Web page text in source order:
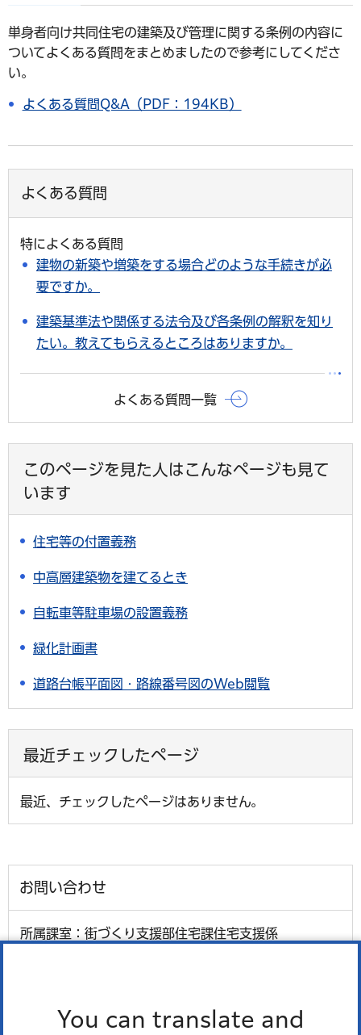
You can translate and
単身者向け共同住宅の建築及び管理に関する条例の内容に
ついてよくある質問をまとめましたので参考にしてくださ
い。
よくある質問Q&A（PDF：194KB）
よくある質問
特によくある質問
建物の新築や増築をする場合どのような手続きが必
要ですか。
建築基準法や関係する法令及び各条例の解釈を知り
たい。教えてもらえるところはありますか。
よくある質問一覧
このページを見た人はこんなページも見て
います
住宅等の付置義務
中高層建築物を建てるとき
自転車等駐車場の設置義務
緑化計画書
道路台帳平面図・路線番号図のWeb閲覧
最近チェックしたページ
最近、チェックしたページはありません。
お問い合わせ
所属課室：街づくり支援部住宅課住宅支援係
外国語対応が必要な人、通訳オペレーター、区の職員の